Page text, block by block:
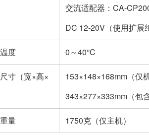
交流适配器：CA-
DC 12-20V（使用扩展
度 0～40℃
寸（宽×高×
153×148×168mm（仅
343×277×333mm（包
量 1750克（仅主机）